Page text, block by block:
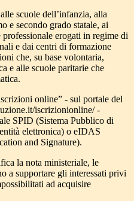
scuole dell’infanzia, alla
e secondo grado statale, ai
erogati in regime di
e dai centri di formazione
che, su base volontaria,
e alle scuole paritarie che
online” - sul portale del
iscrizionionline/ -
SPID (Sistema Pubblico di
elettronica) o eIDAS
and Signature).
la nota ministeriale, le
a supportare gli interessati privi
ad acquisire